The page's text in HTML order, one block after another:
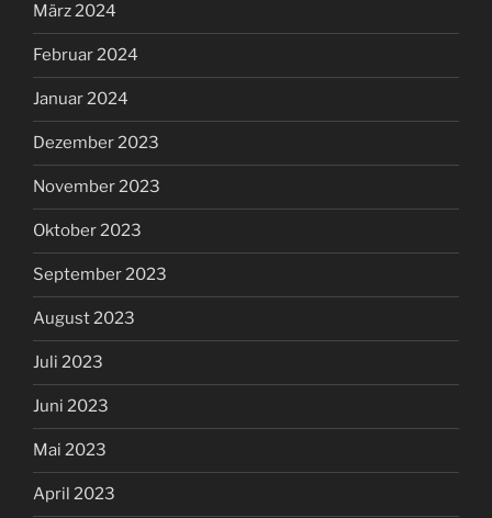
März 2024
Februar 2024
Januar 2024
Dezember 2023
November 2023
Oktober 2023
September 2023
August 2023
Juli 2023
Juni 2023
Mai 2023
April 2023